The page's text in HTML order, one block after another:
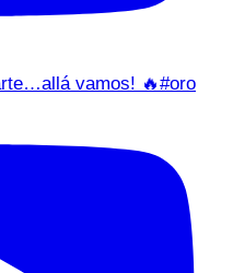
vamos! 🔥#oro